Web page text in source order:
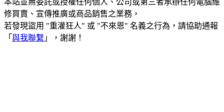
本站並無委託或授權任何個人、公司或第三者承辦任何電腦維
修買賣、宣傳推廣或商品銷售之業務，
若發現盜用 "重灌狂人" 或 "不來恩" 名義之行為，請協助通報
「 與我聯繫 」，謝謝！